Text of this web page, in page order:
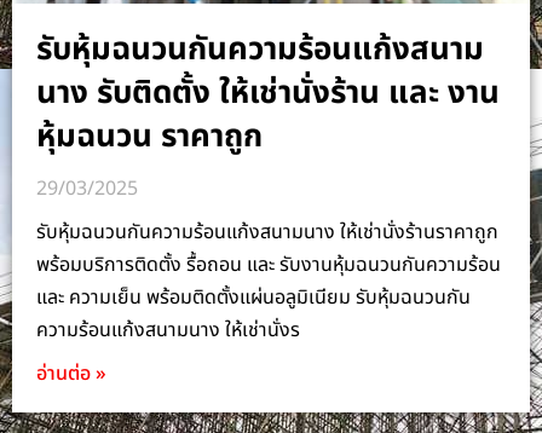
รับหุ้มฉนวนกันความร้อนแก้งสนาม
นาง รับติดตั้ง ให้เช่านั่งร้าน และ งาน
หุ้มฉนวน ราคาถูก
29/03/2025
รับหุ้มฉนวนกันความร้อนแก้งสนามนาง ให้เช่านั่งร้านราคาถูก
พร้อมบริการติดตั้ง รื้อถอน และ รับงานหุ้มฉนวนกันความร้อน
และ ความเย็น พร้อมติดตั้งแผ่นอลูมิเนียม รับหุ้มฉนวนกัน
ความร้อนแก้งสนามนาง ให้เช่านั่งร
อ่านต่อ »